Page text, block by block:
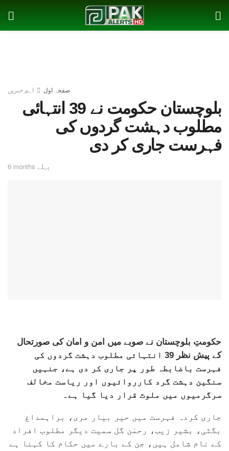
صفحہ اول اہم خبریں
بلوچستان حکومت نے 39 انتہائی
مطلوب دہشت گردوں کی
فہرست جاری کر دی
6 months پہلے
حکومتِ بلوچستان نے صوبے میں امن و امان کی صورتحال
کے پیش نظر 39 انتہائی مطلوب دہشت گردوں کی
فہرست باضابطہ طور پر جاری کر دی ہے، جنہیں
سنگین دہشت گرد کارروائیوں اور ریاست مخالف
سرگرمیوں میں ملوث قرار دیا گیا ہے۔
جاری کردہ فہرست میں حیر بیار مری، براہمداغ
بگٹی، بشیر زیب، رحمٰن گل سمیت دیگر مطلوب افراد
کے نام شامل ہیں، جن کے بارے میں حکام کا کہنا ہے